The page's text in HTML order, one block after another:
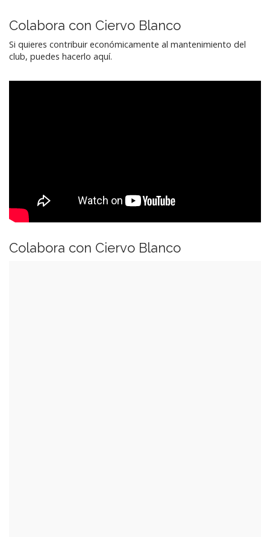
Colabora con Ciervo Blanco
Si quieres contribuir económicamente al mantenimiento del
club, puedes hacerlo aquí.
Colabora con Ciervo Blanco